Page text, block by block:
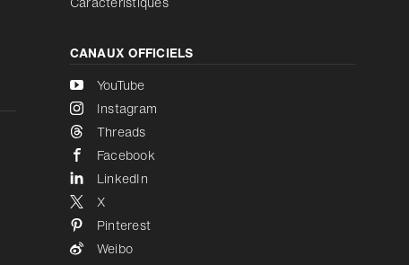
CANAUX OFFICIELS
YouTube
Instagram
Threads
Facebook
LinkedIn
X
Pinterest
Weibo